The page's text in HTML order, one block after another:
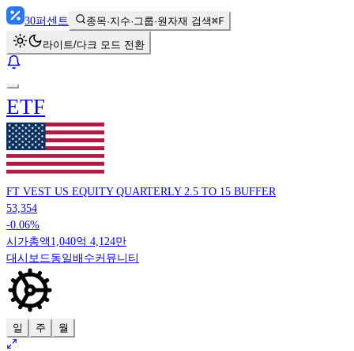
30퍼센트 종목·지수·그룹·원자재 검색⌘F
라이트/다크 모드 전환
ETF
FT VEST US EQUITY QUARTERLY 2.5 TO 15 BUFFER
53,354
-0.06%
시가총액 1,040억 4,124만
대시보드 동일배수커뮤니티
일 주 월